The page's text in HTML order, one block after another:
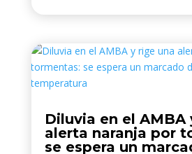
Diluvia en el AMBA
alerta naranja por
se espera un